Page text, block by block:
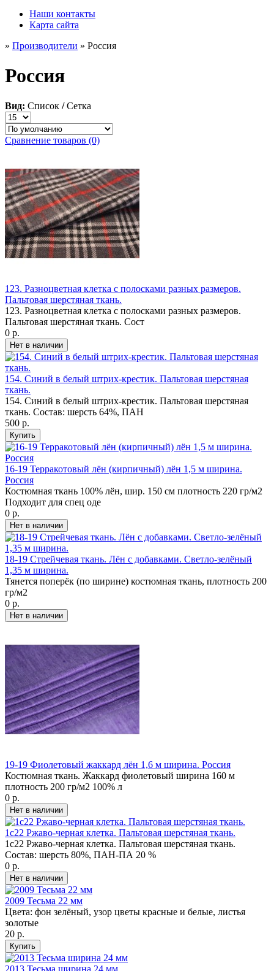
Наши контакты
Карта сайта
» Производители » Россия
Россия
Вид: Список / Сетка
Сравнение товаров (0)
123. Разноцветная клетка с полосками разных размеров.
Пальтовая шерстяная ткань.
123. Разноцветная клетка с полосками разных размеров.
Пальтовая шерстяная ткань. Сост
0 р.
154. Синий в белый штрих-крестик. Пальтовая шерстяная
ткань.
154. Синий в белый штрих-крестик. Пальтовая шерстяная
ткань. Состав: шерсть 64%, ПАН
500 р.
16-19 Терракотовый лён (кирпичный) лён 1,5 м ширина.
Россия
Костюмная ткань 100% лён, шир. 150 см плотность 220 гр/м2
Подходит для спец оде
0 р.
18-19 Стрейчевая ткань. Лён с добавками. Светло-зелёный
1,35 м ширина.
Тянется поперёк (по ширине) костюмная ткань, плотность 200
гр/м2
0 р.
19-19 Фиолетовый жаккард лён 1,6 м ширина. Россия
Костюмная ткань. Жаккард фиолетовый ширина 160 м
плотность 200 гр/м2 100% л
0 р.
1с22 Ржаво-черная клетка. Пальтовая шерстяная ткань.
1с22 Ржаво-черная клетка. Пальтовая шерстяная ткань.
Состав: шерсть 80%, ПАН-ПА 20 %
0 р.
2009 Тесьма 22 мм
Цвета: фон зелёный, узор цветы красные и белые, листья
золотые
20 р.
2013 Тесьма ширина 24 мм